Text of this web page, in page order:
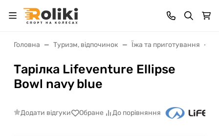
Головна Туризм, відпочинок Їжа та приготування
Тарілка Lifeventure Ellipse
Bowl navy blue
Додати відгуки Обране До порівняння